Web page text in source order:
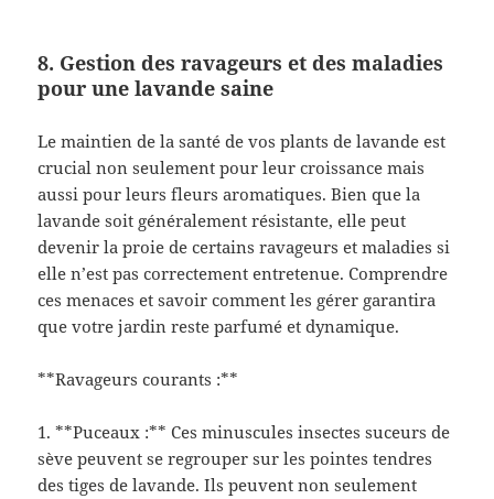
8. Gestion des ravageurs et des maladies
pour une lavande saine
Le maintien de la santé de vos plants de lavande est
crucial non seulement pour leur croissance mais
aussi pour leurs fleurs aromatiques. Bien que la
lavande soit généralement résistante, elle peut
devenir la proie de certains ravageurs et maladies si
elle n’est pas correctement entretenue. Comprendre
ces menaces et savoir comment les gérer garantira
que votre jardin reste parfumé et dynamique.
**Ravageurs courants :**
1. **Puceaux :** Ces minuscules insectes suceurs de
sève peuvent se regrouper sur les pointes tendres
des tiges de lavande. Ils peuvent non seulement